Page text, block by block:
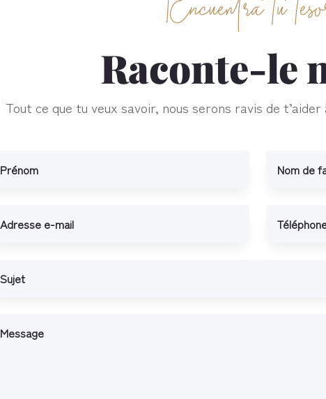
Raconte-le
Tout ce que tu veux savoir, nous serons ravis de